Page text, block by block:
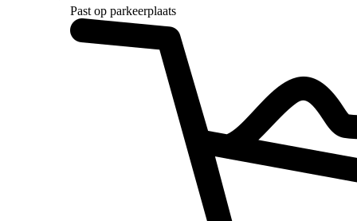
Past op parkeerplaats